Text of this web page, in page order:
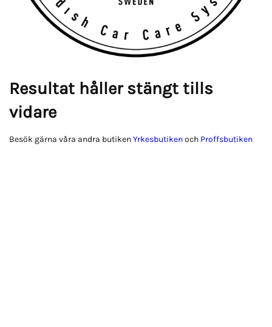
Resultat håller stängt tills
vidare
Besök gärna våra andra butikenYrkesbutikenoch Proffsbutiken